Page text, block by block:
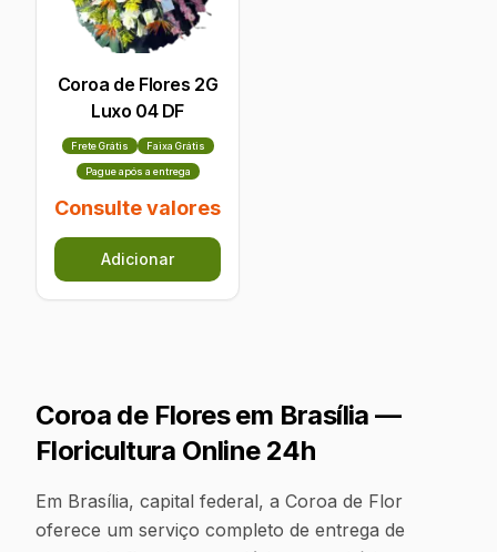
Coroa de Flores 2G
Luxo 04 DF
Frete Grátis Faixa Grátis
Pague após a entrega
Consulte valores
Adicionar
Coroa de Flores em Brasília —
Floricultura Online 24h
Em Brasília, capital federal, a Coroa de Flor
oferece um serviço completo de entrega de